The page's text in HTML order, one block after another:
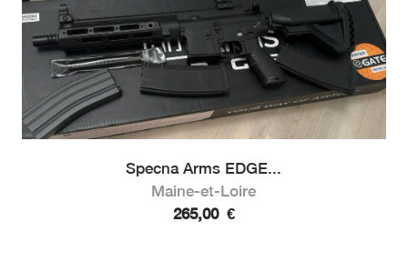
Specna Arms EDGE...
Maine-et-Loire
265,00 €